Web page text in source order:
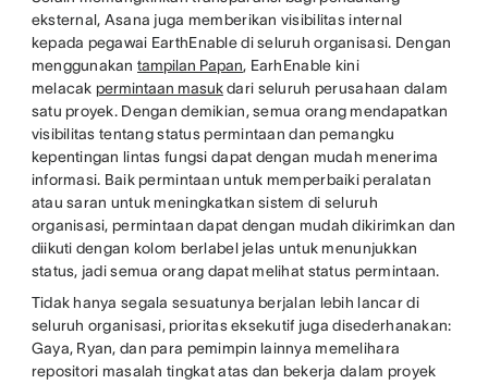
eksternal, Asana juga memberikan visibilitas internal
kepada pegawai EarthEnable di seluruh organisasi. Dengan
menggunakantampilan Papan, EarhEnable kini
melacak permintaan masukdari seluruh perusahaan dalam
satu proyek. Dengan demikian, semua orang mendapatkan
visibilitas tentang status permintaan dan pemangku
kepentingan lintas fungsi dapat dengan mudah menerima
informasi. Baik permintaan untuk memperbaiki peralatan
atau saran untuk meningkatkan sistem di seluruh
organisasi, permintaan dapat dengan mudah dikirimkan dan
diikuti dengan kolom berlabel jelas untuk menunjukkan
status, jadi semua orang dapat melihat status permintaan.
Tidak hanya segala sesuatunya berjalan lebih lancar di
seluruh organisasi, prioritas eksekutif juga disederhanakan:
Gaya, Ryan, dan para pemimpin lainnya memelihara
repositori masalah tingkat atas dan bekerja dalam proyek